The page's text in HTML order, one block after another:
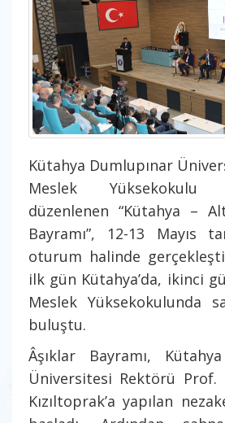
Kütahya Dumlupınar
Meslek Yüksekokulu
düzenlenen “Kütahya –
Bayramı”, 12-13 Mayıs
oturum halinde
ilk gün Kütahya’da, ikinci
Meslek Yüksekokulunda
buluştu.
Âşıklar Bayramı,
Üniversitesi Rektörü Prof.
Kızıltoprak’a yapılan